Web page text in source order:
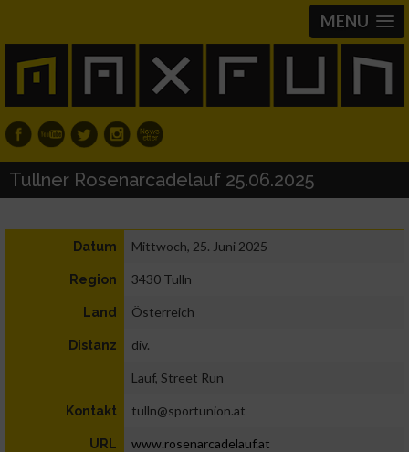
MENU
Tullner Rosenarcadelauf 25.06.2025
Datum Mittwoch, 25. Juni 2025
Region 3430 Tulln
Land Österreich
Distanz div.
Lauf, Street Run
Kontakt tulln@sportunion.at
URL www.rosenarcadelauf.at